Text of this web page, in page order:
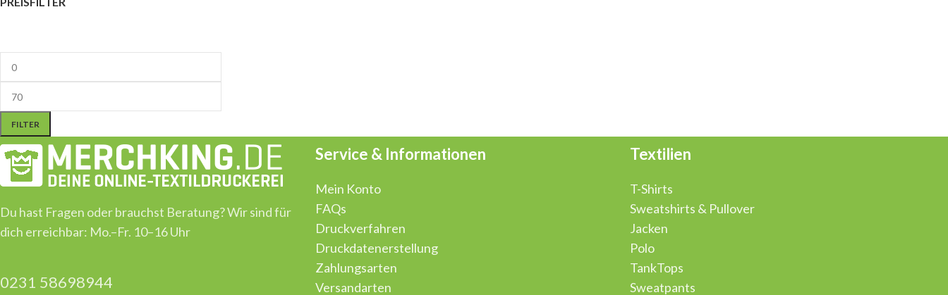
FILTER
Du hast Fragen oder brauchst Beratung? Wir sind für
dich erreichbar: Mo.–Fr. 10–16 Uhr
0231 58698944
Service & Informationen
Mein Konto
FAQs
Druckverfahren
Druckdatenerstellung
Zahlungsarten
Versandarten
Textilien
T-Shirts
Sweatshirts & Pullover
Jacken
Polo
TankTops
Sweatpants